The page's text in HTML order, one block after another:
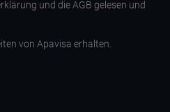
und die AGB gelesen und
von Apavisa erhalten.